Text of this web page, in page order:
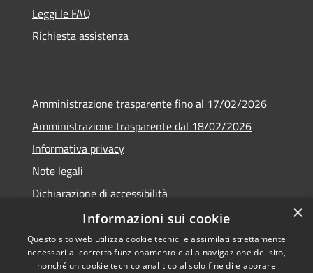
Leggi le FAQ
Richiesta assistenza
Amministrazione trasparente fino al 17/02/2026
Amministrazione trasparente dal 18/02/2026
Informativa privacy
Note legali
Dichiarazione di accessibilità
Obbiettivi di accessibilità
×
Informazioni sui cookie
Questo sito web utilizza cookie tecnici e assimilati strettamente
necessari al corretto funzionamento e alla navigazione del sito,
nonché un cookie tecnico analitico al solo fine di elaborare